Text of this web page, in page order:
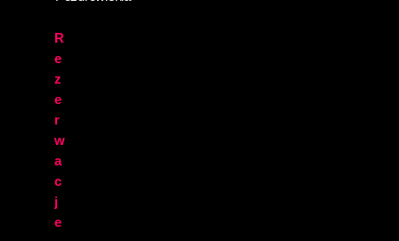
R
e
z
e
r
w
a
c
j
e